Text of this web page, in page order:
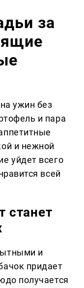
за
ужин без
и пара
и нежной
уйдет всего
всей
станет
и
придает
получается